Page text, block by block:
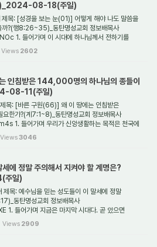
08-18(주일)
: [성경을 보는 눈(01)] 어떻게 해야 나도 말씀을
까?(행8:26~35)_동탄명성교회 정보배목사
1. 들어가며 이 시대에 하나님께서 전하기를
Views 2602
인침받은 144,000명의 하나님의 종들이
08-11(주일)
: [바른 구원(66)] 왜 이 땅에는 인침받은
한가?(계7:1~8)_동탄명성교회 정보배목사
들어가며 우리가 신앙생활하는 목적은 천국에
Views3046
에 정말 주의해서 지켜야 할 계명은?
일)
: 예수님을 믿는 성도들이 이 말세에 정말
동탄명성교회 정보배목사
들어가며 지금은 마지막 시대다. 곧 있으면
것...
Views 2909